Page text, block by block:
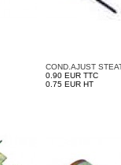
COND.AJUST
0.90 EUR TTC
0.75 EUR HT